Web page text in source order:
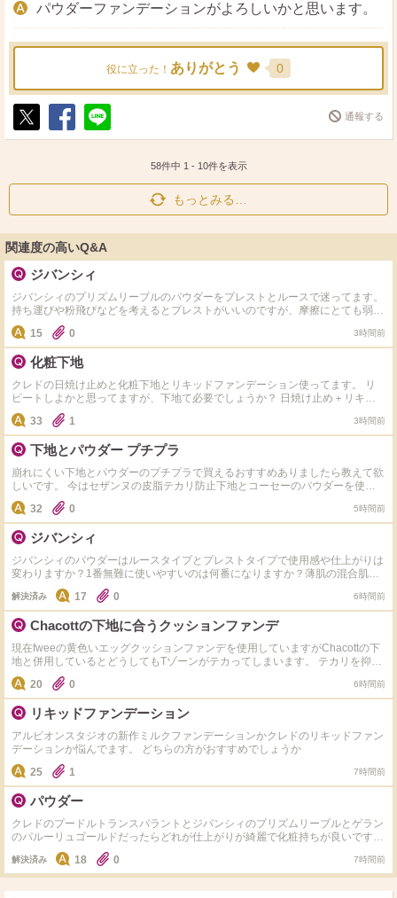
パウダーファンデーションがよろしいかと思います。
役に立った！ ありがとう 0
ポ
シ
送
通報する
58件中 1 - 10件を表示
もっとみる…
関連度の高いQ&A
ジバンシィ
ジバンシィのプリズムリーブルのパウダーをプレストとルースで迷ってます。
持ち運びや粉飛びなどを考えるとプレストがいいのですが、摩擦にとても弱く
ブラシが苦手なのでどうしようか悩みます。摩擦に弱くても肌がヒリつかない
ブラシってありますか？
15 0 3時間前
化粧下地
クレドの日焼け止めと化粧下地とリキッドファンデーション使ってます。 リ
ピートしよかと思ってますが、下地て必要でしょうか？ 日焼け止め＋リキッ
ドファンデのみにしようか悩んでます。
33 1 3時間前
下地とパウダー プチプラ
崩れにくい下地とパウダーのプチプラで買えるおすすめありましたら教えて欲
しいです。 今はセザンヌの皮脂テカリ防止下地とコーセーのパウダーを使っ
ています。 頬が乾燥して毛穴落ち、崩れるのでセザンヌを使っていますが、
対策とかあったら知りたいです。ファンデはマキアージュのパウダーファンデ
を使っています。
32 0 5時間前
ジバンシィ
ジバンシィのパウダーはルースタイプとプレストタイプで使用感や仕上がりは
変わりますか？1番無難に使いやすいのは何番になりますか？薄肌の混合肌で
頬の赤みが少し気になります。
解決済み 17 0 6時間前
Chacottの下地に合うクッションファンデ
現在fweeの黄色いエッグクッションファンデを使用していますがChacottの下
地と併用しているとどうしてもTゾーンがテカってしまいます。 テカリを抑え
るとしたらChacottの下地に何のクッションファンデがおすすめでしょうか。
20 0 6時間前
リキッドファンデーション
アルビオンスタジオの新作ミルクファンデーションかクレドのリキッドファン
デーションか悩んでます。 どちらの方がおすすめでしょうか
25
1 7時間前
パウダー
クレドのプードルトランスパラントとジバンシィのプリズムリーブルとゲラン
のパルーリュゴールドだったらどれが仕上がりが綺麗で化粧持ちが良いです
か？色白薄肌の混合肌です。汗かきですが頬は乾燥しやすいです。
解決済み 18 0 7時間前